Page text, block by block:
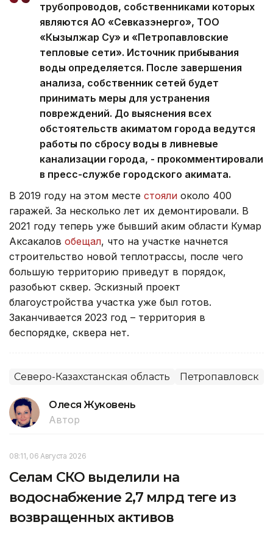
трубопроводов, собственниками которых
являются АО «Севказэнерго», ТОО
«Кызылжар Су» и «Петропавловские
тепловые сети». Источник прибывания
воды определяется. После завершения
анализа, собственник сетей будет
принимать меры для устранения
повреждений. До выяснения всех
обстоятельств акиматом города ведутся
работы по сбросу воды в ливневые
канализации города, - прокомментировали
в пресс-службе городского акимата.
В 2019 году на этом месте стояли около 400
гаражей. За несколько лет их демонтировали. В
2021 году теперь уже бывший аким области Кумар
Аксакалов обещал, что на участке начнется
строительство новой теплотрассы, после чего
большую территорию приведут в порядок,
разобьют сквер. Эскизный проект
благоустройства участка уже был готов.
Заканчивается 2023 год – территория в
беспорядке, сквера нет.
Северо-Казахстанская область Петропавловск
Олеся Жуковень
Автор
08:11, 06 Августа 2026
Селам СКО выделили на
водоснабжение 2,7 млрд теңге из
возвращенных активов